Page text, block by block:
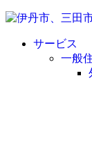
サービス
一般